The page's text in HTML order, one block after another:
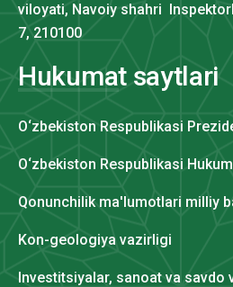
viloyati, Navoiy shahri
7, 210100
Hukumat saytlari
O‘zbekiston Respublikasi
O‘zbekiston Respublikasi
Qonunchilik ma'lumotlari milliy
Kon-geologiya vazirligi
Investitsiyalar, sanoat va savdo